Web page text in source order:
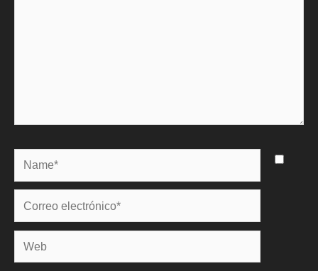
Name*
Correo
electrónico*
Web